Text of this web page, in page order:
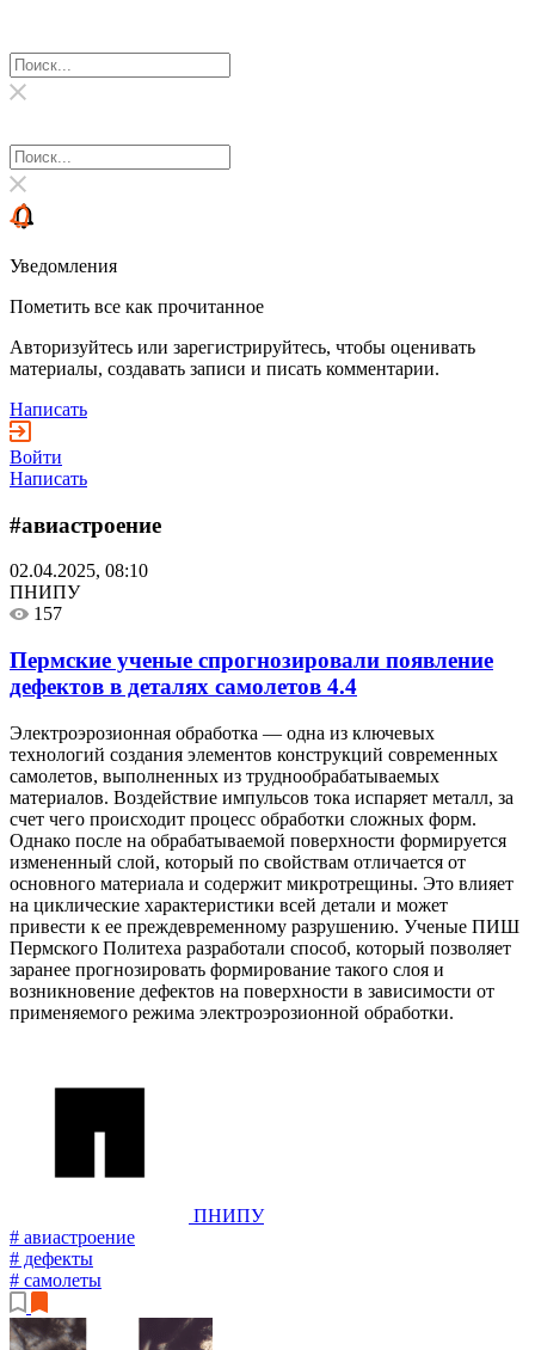
Уведомления
Пометить все как прочитанное
Авторизуйтесь или зарегистрируйтесь, чтобы оценивать
материалы, создавать записи и писать комментарии.
Написать
Войти
Написать
#авиастроение
02.04.2025, 08:10
ПНИПУ
157
Пермские ученые спрогнозировали появление
дефектов в деталях самолетов 4.4
Электроэрозионная обработка — одна из ключевых
технологий создания элементов конструкций современных
самолетов, выполненных из труднообрабатываемых
материалов. Воздействие импульсов тока испаряет металл, за
счет чего происходит процесс обработки сложных форм.
Однако после на обрабатываемой поверхности формируется
измененный слой, который по свойствам отличается от
основного материала и содержит микротрещины. Это влияет
на циклические характеристики всей детали и может
привести к ее преждевременному разрушению. Ученые ПИШ
Пермского Политеха разработали способ, который позволяет
заранее прогнозировать формирование такого слоя и
возникновение дефектов на поверхности в зависимости от
применяемого режима электроэрозионной обработки.
ПНИПУ
# авиастроение
# дефекты
# самолеты